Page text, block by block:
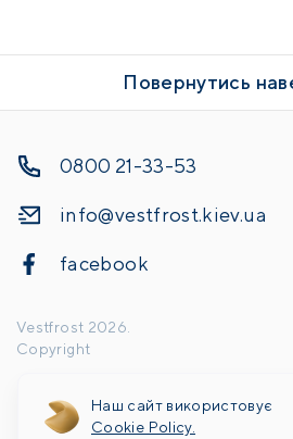
Повернутись
0800 21-33-53
info@vestfrost.kiev.ua
facebook
Vestfrost 2026
Copyright
Handcrafted by
Наш сайт використовує
Cookie Policy.